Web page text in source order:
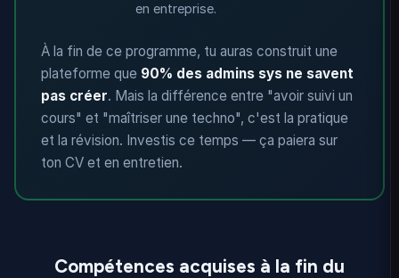
en entreprise.
À la fin de ce programme, tu auras construit une
plateforme que 90% des admins sys ne savent
pas créer. Mais la différence entre "avoir suivi un
cours" et "maîtriser une techno", c'est la pratique
et la révision. Investis ce temps — ça paiera sur
ton CV et en entretien.
Compétences acquises à la fin du